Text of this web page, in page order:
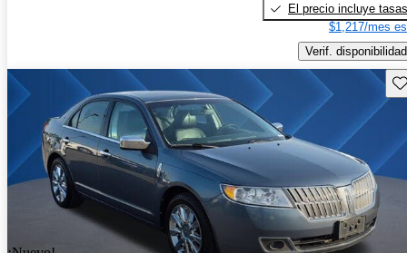
El precio incluye tasas
$1,217/mes
Verif. disponibilidad